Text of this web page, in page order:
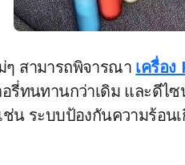
ๆ สามารถพิจารณา เครื่อง
รี่ทนทานกว่าเดิม และดีไ
น ระบบป้องกันความร้อน